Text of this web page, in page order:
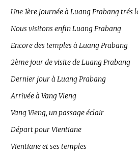
Une 1ère journée à Luang Prabang trés
Nous visitons enfin Luang Prabang
Encore des temples à Luang Prabang
2ème jour de visite de Luang Prabang
Dernier jour à Luang Prabang
Arrivée à Vang Vieng
Vang Vieng, un passage éclair
Départ pour Vientiane
Vientiane et ses temples